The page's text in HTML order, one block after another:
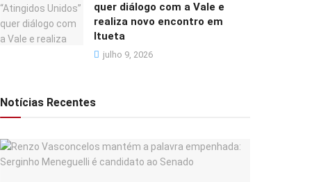
quer diálogo com a Vale e
realiza novo encontro em
Itueta
julho 9, 2026
Notícias Recentes